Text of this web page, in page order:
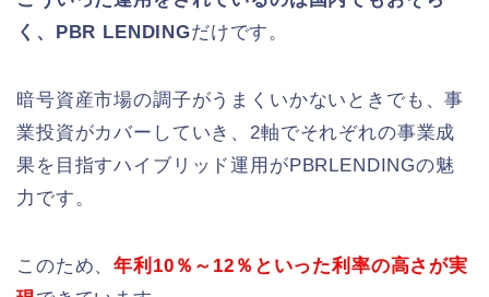
く、PBR LENDINGだけです。
暗号資産市場の調子がうまくいかないときでも、事
業投資がカバーしていき、2軸でそれぞれの事業成
果を目指すハイブリッド運用がPBRLENDINGの魅
力です。
このため、年利10％～12％といった利率の高さが実